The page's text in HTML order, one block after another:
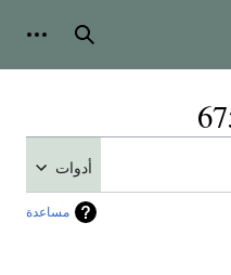
بحث
أدوات
مساعدة